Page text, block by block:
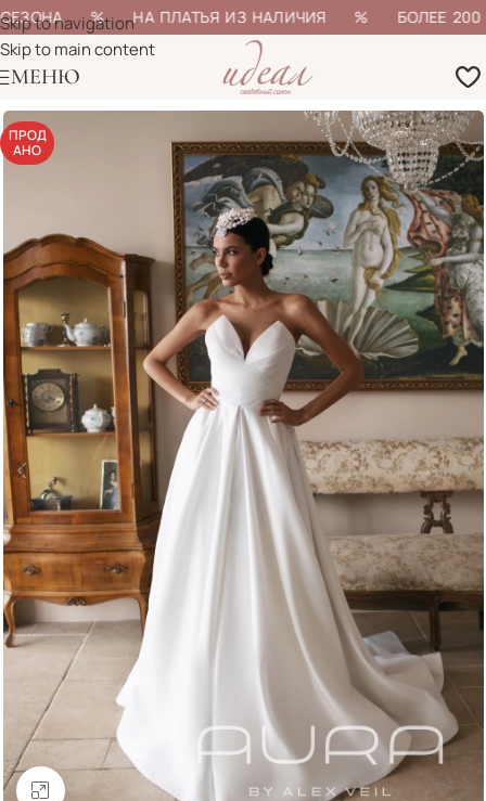
% НА ПЛАТЬЯ ИЗ НАЛИЧИЯ % БОЛЕЕ 200
Skip to navigation
Skip to main content
МЕНЮ
ПРОД
АНО
Увеличить